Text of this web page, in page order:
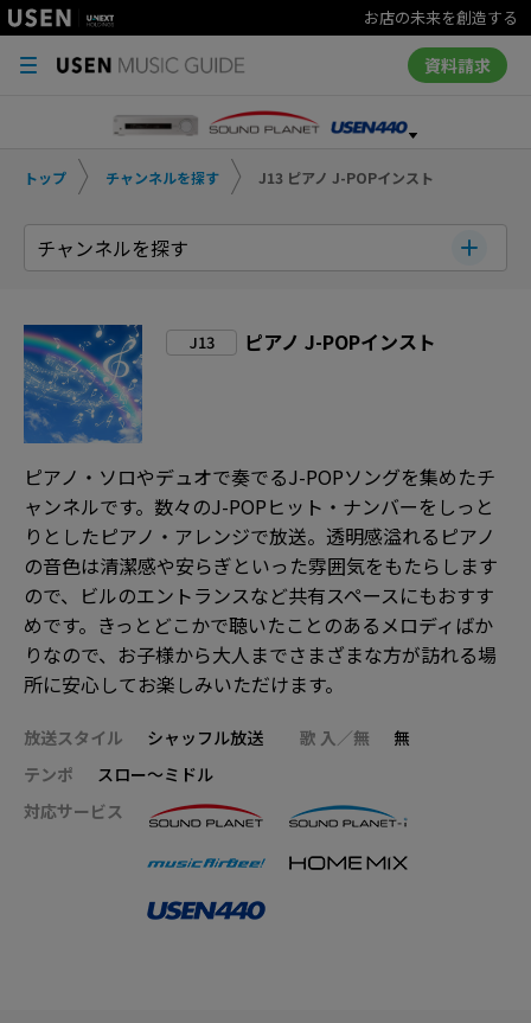
お店の未来を創造する
資料請求
トップ チャンネルを探す J13 ピアノ J-POPインスト
チャンネルを探す
J13 ピアノ J-POPインスト
ピアノ・ソロやデュオで奏でるJ-POPソングを集めたチ
ャンネルです。数々のJ-POPヒット・ナンバーをしっと
りとしたピアノ・アレンジで放送。透明感溢れるピアノ
の音色は清潔感や安らぎといった雰囲気をもたらします
ので、ビルのエントランスなど共有スペースにもおすす
めです。きっとどこかで聴いたことのあるメロディばか
りなので、お子様から大人までさまざまな方が訪れる場
所に安心してお楽しみいただけます。
放送スタイル シャッフル放送 歌 入／無
無
テンポ
スロー～ミドル
対応サービス